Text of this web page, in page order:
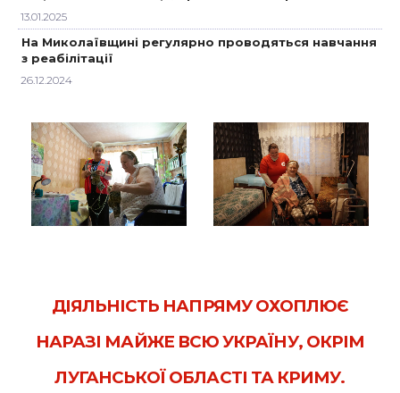
13.01.2025
На Миколаївщині регулярно проводяться навчання
з реабілітації
26.12.2024
ДІЯЛЬНІСТЬ НАПРЯМУ ОХОПЛЮЄ
НАРАЗІ МАЙЖЕ ВСЮ УКРАЇНУ, ОКРІМ
ЛУГАНСЬКОЇ ОБЛАСТІ ТА КРИМУ.